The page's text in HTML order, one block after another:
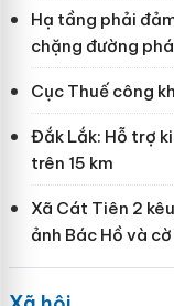
Hạ tầng phải
chặng đường
Cục Thuế công
Đắk Lắk: Hỗ trợ
trên 15 km
Xã Cát Tiên 2
ảnh Bác Hồ và